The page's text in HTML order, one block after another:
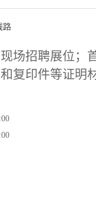
路
场招聘展位；
复印件等证明